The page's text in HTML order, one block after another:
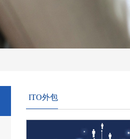
ITO外包